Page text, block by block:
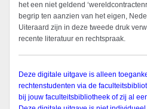
het een niet geldend
begrip ten aanzien van het eigen,
Uiteraard zijn in deze tweede druk
recente literatuur en rechtspraak.
Deze digitale uitgave is alleen
rechtenstudenten via de
bij jouw faculteitsbibliotheek of zij al